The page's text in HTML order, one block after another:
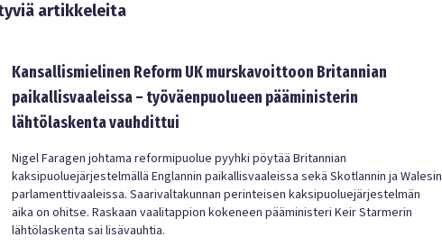
artikkeleita
Kansallismielinen Reform UK murskavoittoon Britannian
paikallisvaaleissa – työväenpuolueen pääministerin
lähtölaskenta vauhdittui
Nigel Faragen johtama reformipuolue pyyhki pöytää Britannian
kaksipuoluejärjestelmällä Englannin paikallisvaaleissa sekä Skotlannin ja Walesin
parlamenttivaaleissa. Saarivaltakunnan perinteisen kaksipuoluejärjestelmän
aika on ohitse. Raskaan vaalitappion kokeneen pääministeri Keir Starmerin
lähtölaskenta sai lisävauhtia.